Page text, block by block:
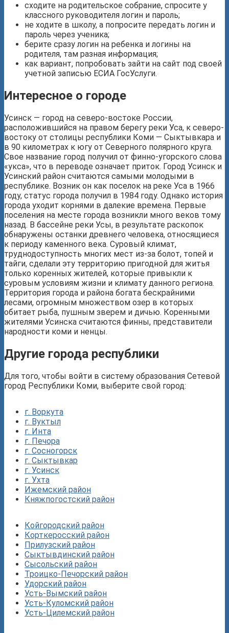
сходите на родительское собрание, спросите у
классного руководителя логин и пароль;
не ходите в школу, а попросите передать логин и
пароль через ученика;
берите сразу логин на ребенка и логины на
родителя, там разная информация;
как вариант, попробовать зайти на сайт под своей
учетной записью ЕСИА ГосУслуги.
Интересное о городе
Усинск — город на северо-востоке России,
расположившийся на правом берегу реки Уса, к северо-
востоку от столицы республики Коми — Сыктывкара и
в 90 километрах к югу от Северного полярного круга.
Свое название город получил от финно-угорского слова
«укса», что в переводе означает приток. Город Усинск и
Усинский район считаются самыми молодыми в
республике. Возник он как поселок на реке Уса в 1966
году, статус города получил в 1984 году. Однако история
города уходит корнями в далекие времена. Первые
поселения на месте города возникли много веков тому
назад. В бассейне реки Усы, в результате раскопок
обнаружены останки древнего человека, относящиеся
к периоду каменного века. Суровый климат,
труднодоступность многих мест из-за болот, топей и
тайги, сделали эту территорию пригодной для житья
только коренных жителей, которые привыкли к
суровым условиям жизни и климату данного региона.
Территория города и района богата бескрайними
лесами, огромным множеством озер в которых
обитает рыба, пушным зверем и дичью. Коренными
жителями Усинска считаются финны, представители
народности коми и ненцы.
Другие города республики
Для того, чтобы войти в систему образования Сетевой
город Республики Коми, выберите свой город:
г. Воркута
г. Вуктыл
г. Инта
г. Печора
г. Сосногорск
г. Сыктывкар
г. Усинск
г. Ухта
Ижемский район
Княжпогостский район
Койгородский район
Корткеросский район
Прилузский район
Сыктывдинский район
Сысольский район
Троицко-Печорский район
Удорский район
Усть-Вымский район
Усть-Куломский район
Усть-Цилемский район